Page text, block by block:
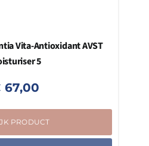
Vita-Antioxidant AVST
5
67,00
PRODUCT